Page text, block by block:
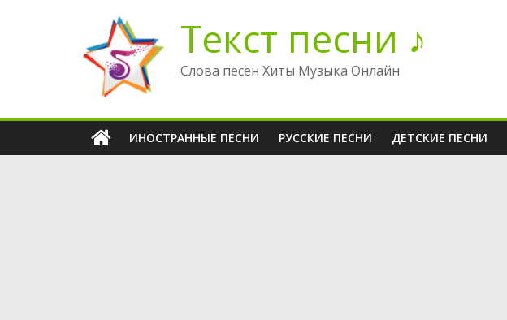
содержимому
Текст песни ♪
Слова песен Хиты Музыка Онлайн
ИНОСТРАННЫЕ ПЕСНИ РУССКИЕ ПЕСНИ ДЕТСКИЕ ПЕСНИ